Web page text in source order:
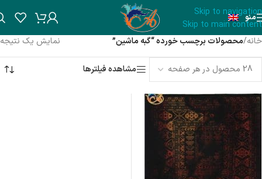
Skip to navigation
Skip to main content
منو
خانه/محصولات برچسب خورده “گبه ماشین” نمایش یک نتیجه
مشاهده فیلترها